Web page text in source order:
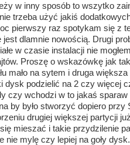
w inny sposób to wszytko
trzeba użyć jakiś
pierwszy raz spotykam się z
dlamnie nowością. Drugi
w czasie instalacji nie
Proszę o wskazówkę jak
mało na sytem i druga
dysk podzielić na 2 czy więcej
czy wchodzi w to jakaś
by było stworzyć dopiero przy
drugiej większej partycji
mieszać i takie przydzilenie
nie mylę czy lepiej na goły